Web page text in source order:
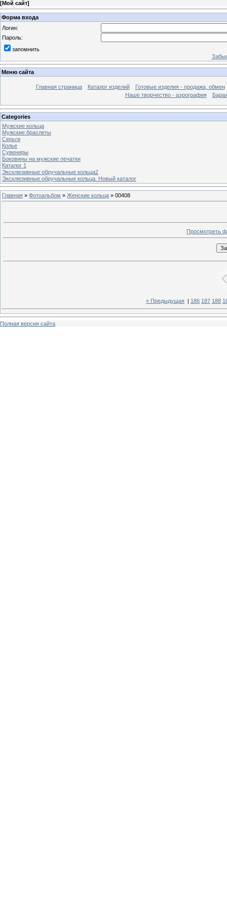
[Мой сайт]
Форма входа
Логин:
Пароль:
запомнить
Меню сайта
Главная страница Каталог изделий
Готовые изделия - продажа, обмен
Наше творчество - аэрография
Categories
Мужские кольца
Мужские браслеты
Серьги
Колье
Сувениры
Боковины на мужские печатки
Каталог 1
Эксклюзивные обручальные кольца2
Эксклюзивные обручальные кольца. Новый каталог
Главная » Фотоальбом » Женские кольца » 00408
Просмотреть
« Предыдущая 186 187 188
Полная версия сайта